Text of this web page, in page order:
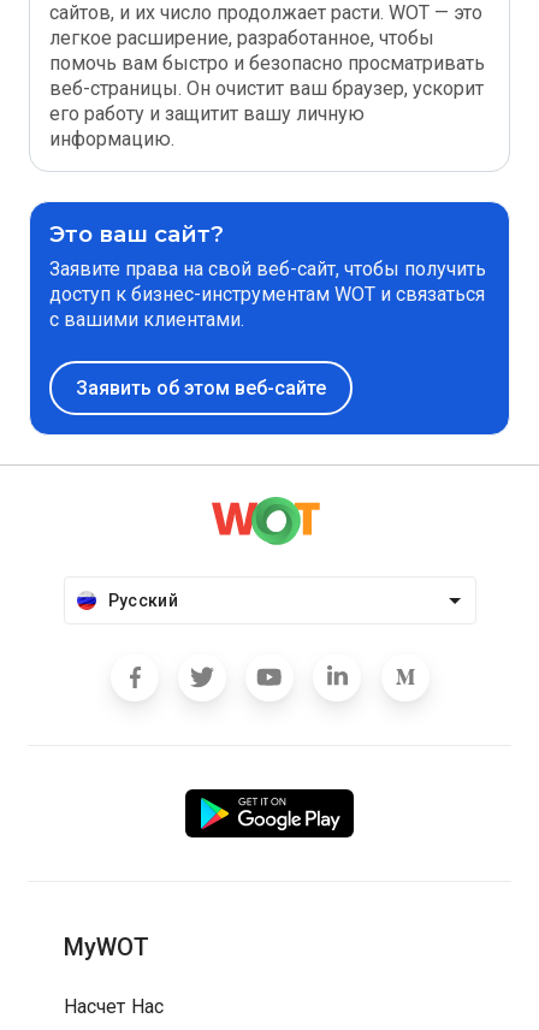
сайтов, и их число продолжает расти. WOT — это
легкое расширение, разработанное, чтобы
помочь вам быстро и безопасно просматривать
веб-страницы. Он очистит ваш браузер, ускорит
его работу и защитит вашу личную
информацию.
Это ваш сайт?
Заявите права на свой веб-сайт, чтобы получить
доступ к бизнес-инструментам WOT и связаться
с вашими клиентами.
Заявить об этом веб-сайте
Русский
MyWOT
Насчет Нас